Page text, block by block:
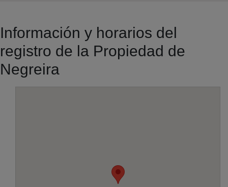
Información y horarios del
registro de la Propiedad de
Negreira